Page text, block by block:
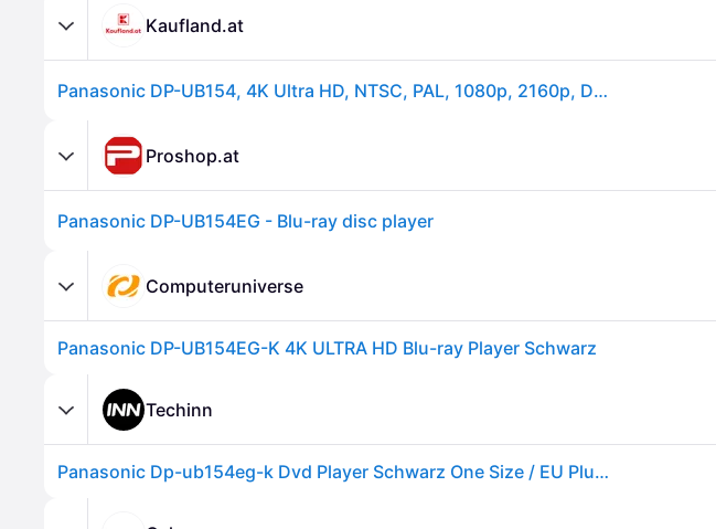
Kaufland.at
Panasonic DP-UB154, 4K Ultra HD, NTSC, PAL, 1080p, 2160p, DTS-HD HR, DTS-HD Master Audio, DTS:X, Dolby Atmos, Dolby Digital, Dolby Digital Plus, Dolby TrueHD, AVCHD, H.264, HEVC, MKV, MP4, MPEG2, PS, TS, AAC, AIFF, ALAC, DSD, FLAC, MP3, WAV, WMA
Proshop.at
Panasonic DP-UB154EG - Blu-ray disc player
Computeruniverse
Panasonic DP-UB154EG-K 4K ULTRA HD Blu-ray Player Schwarz
Techinn
Panasonic Dp-ub154eg-k Dvd Player Schwarz One Size / EU Plug 220V